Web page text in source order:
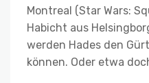
Montreal (Star Wars:
Habicht aus
werden Hades den
können. Oder etwa